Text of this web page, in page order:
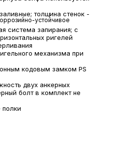
толщина стенок -
система запирания; с
ригелей
механизма при
кодовым замком PS
двух анкерных
болт в комплект не
полки
устойчивое